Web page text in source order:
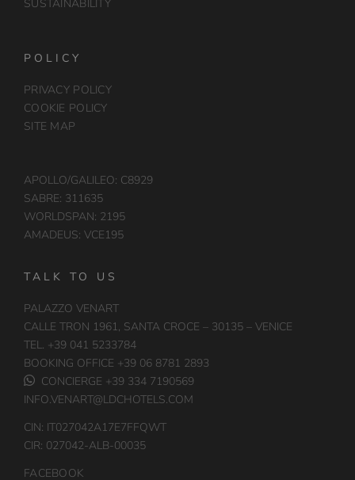
SUSTAINABILITY
POLICY
PRIVACY POLICY
COOKIE POLICY
SITE MAP
APOLLO/GALILEO: C8929
SABRE: 311635
WORLDSPAN: 2195
AMADEUS: VCE195
TALK TO US
PALAZZO VENART
CALLE TRON 1961, SANTA CROCE – 30135 – VENICE
TEL. +39 041 5233784
BOOKING OFFICE +39 06 8781 2893
CONCIERGE +39 334 7190569
INFO.VENART@LDCHOTELS.COM
CIN: IT027042A17E7FFQWT
CIR: 027042-ALB-00035
FACEBOOK